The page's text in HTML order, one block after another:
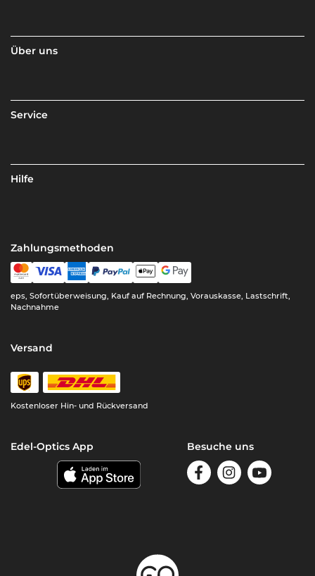
Über uns
Service
Hilfe
Zahlungsmethoden
eps, Sofortüberweisung, Kauf auf Rechnung, Vorauskasse, Lastschrift,
Nachnahme
Versand
Kostenloser Hin- und Rückversand
Edel-Optics App Besuche uns